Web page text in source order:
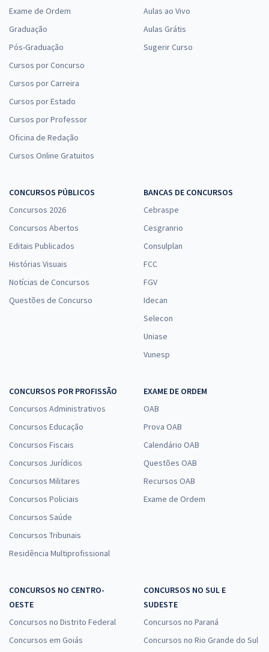
Exame de Ordem
Graduação
Pós-Graduação
Cursos por Concurso
Cursos por Carreira
Cursos por Estado
Cursos por Professor
Oficina de Redação
Cursos Online Gratuitos
Aulas ao Vivo
Aulas Grátis
Sugerir Curso
CONCURSOS PÚBLICOS
Concursos 2026
Concursos Abertos
Editais Publicados
Histórias Visuais
Notícias de Concursos
Questões de Concurso
BANCAS DE CONCURSOS
Cebraspe
Cesgranrio
Consulplan
FCC
FGV
Idecan
Selecon
Uniase
Vunesp
CONCURSOS POR PROFISSÃO
Concursos Administrativos
Concursos Educação
Concursos Fiscais
Concursos Jurídicos
Concursos Militares
Concursos Policiais
Concursos Saúde
Concursos Tribunais
Residência Multiprofissional
EXAME DE ORDEM
OAB
Prova OAB
Calendário OAB
Questões OAB
Recursos OAB
Exame de Ordem
CONCURSOS NO CENTRO-
OESTE
Concursos no Distrito Federal
Concursos em Goiás
CONCURSOS NO SUL E
SUDESTE
Concursos no Paraná
Concursos no Rio Grande do Sul